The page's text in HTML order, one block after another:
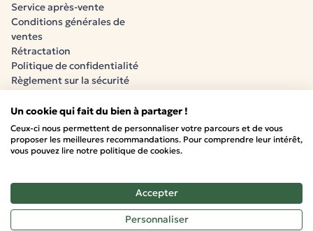
Service après-vente
Conditions générales de
ventes
Rétractation
Politique de confidentialité
Règlement sur la sécurité
Paiement sécurisé
© 2026 Babysom•Mentions légales•
Politique relative aux cookies
Un cookie qui fait du bien à partager !
Ceux-ci nous permettent de personnaliser votre parcours et de vous
proposer les meilleures recommandations. Pour comprendre leur intérêt,
vous pouvez lire notre politique de cookies.
Accepter
Personnaliser